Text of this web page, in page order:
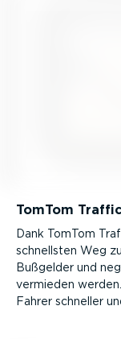
TomTom Traffic
Dank TomTom
schnellsten Weg
Bußgelder und
vermieden
Fahrer schneller